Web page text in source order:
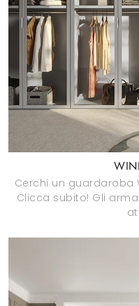
Cerchi un guardaroba
Clicca subito! Gli